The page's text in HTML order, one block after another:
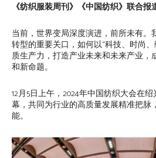
《纺织服装周刊》《中国纺织》联合报
当前，世界变局深度演进，前所未有。
转型的重要关口，如何以“科技、时尚
质生产力，打造产业未来和未来产业，
和新命题。
12月5日上午，2024年中国纺织大会在
幕，共同为行业的高质量发展精准把脉
能。